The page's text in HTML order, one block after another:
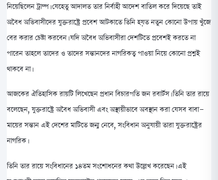
নিয়েছিলেন ট্রাম্প। যেহেতু আদালত তার নির্বাহী আদেশ বাতিল করে দিয়েছে তাই
অবৈধ অভিবাসীদের যুক্তরাষ্ট্রে প্রবেশ আটকাতে তিনি হয়ত নতুন কোনো উপায় খুঁজে
বের করার চেষ্টা করবেন। যদি অবৈধ অভিবাসীরা দেশটিতে প্রবেশই করতে না
পারেন তাহলে তাদের ও তাদের সন্তানদের নাগরিকত্ব পাওয়া নিয়ে কোনো প্রশ্নই
থাকবে না।
আজকের ঐতিহাসিক রায়টি লিখেছেন প্রধান বিচারপতি জন রবার্টস। তিনি তার রায়ে
বলেছেন, যুক্তরাষ্ট্রে অবৈধ অভিবাসী এবং অস্থায়ীভাবে অবস্থান করা যেসব বাবা-
মায়ের সন্তান এই দেশের মাটিতে জন্ম নেবে, সংবিধান অনুযায়ী তারা যুক্তরাষ্ট্রের
নাগরিক।
তিনি তার রায়ে সংবিধানের ১৪তম সংশোধনের কথা উল্লেখ করেছেন। এই